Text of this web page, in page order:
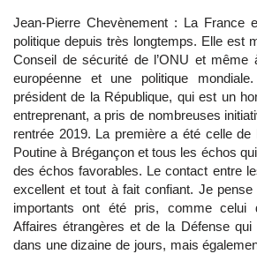
Jean-Pierre Chevènement : La France
politique depuis très longtemps. Elle est
Conseil de sécurité de l’ONU et même
européenne et une politique
président de la République, qui est un
entreprenant, a pris de nombreuses
rentrée 2019. La première a été celle de
Poutine à Brégançon et tous les échos
des échos favorables. Le contact entre
excellent et tout à fait confiant. Je
importants ont été pris, comme celui
Affaires étrangères et de la Défense qui
dans une dizaine de jours, mais